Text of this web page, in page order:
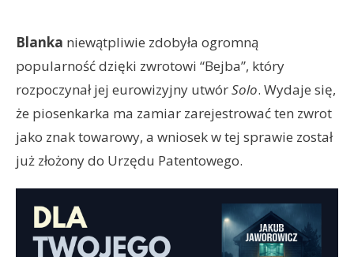
Blanka niewątpliwie zdobyła ogromną
popularność dzięki zwrotowi “Bejba”, który
rozpoczynał jej eurowizyjny utwórSolo. Wydaje się,
że piosenkarka ma zamiar zarejestrować ten zwrot
jako znak towarowy, a wniosek w tej sprawie został
już złożony do Urzędu Patentowego.